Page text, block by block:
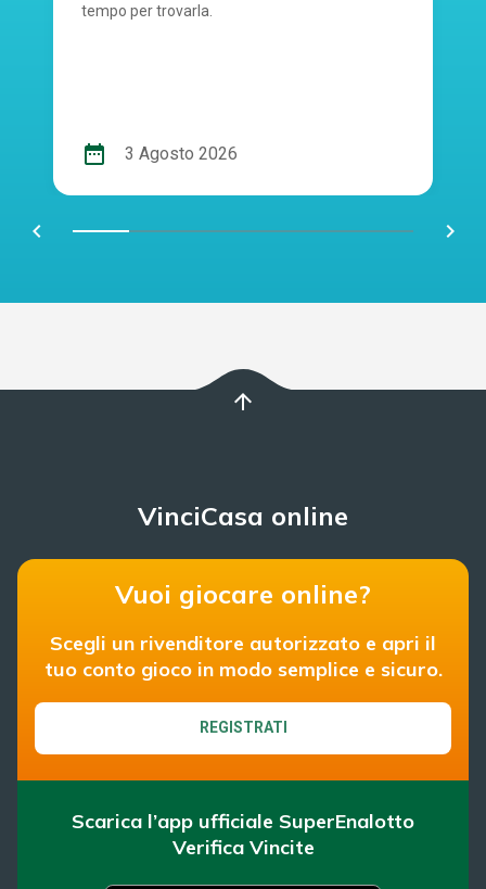
tempo per trovarla.
date_range 3 Agosto 2026
chevron_left navigate_next
arrow_upward
VinciCasa online
Vuoi giocare online?
Scegli un rivenditore autorizzato e apri il
tuo conto gioco in modo semplice e sicuro.
REGISTRATI
Scarica l’app ufficiale SuperEnalotto
Verifica Vincite